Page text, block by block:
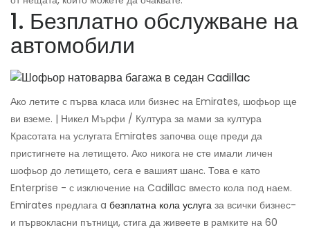
1. Безплатно обслужване на
автомобили
Ако летите с първа класа или бизнес на Emirates, шофьор ще
ви вземе. | Никел Мърфи / Култура за мами за култура
Красотата на услугата Emirates започва още преди да
пристигнете на летището. Ако никога не сте имали личен
шофьор до летището, сега е вашият шанс. Това е като
Enterprise - с изключение на Cadillac вместо кола под наем.
Emirates предлага a безплатна кола услуга за всички бизнес-
и първокласни пътници, стига да живеете в рамките на 60